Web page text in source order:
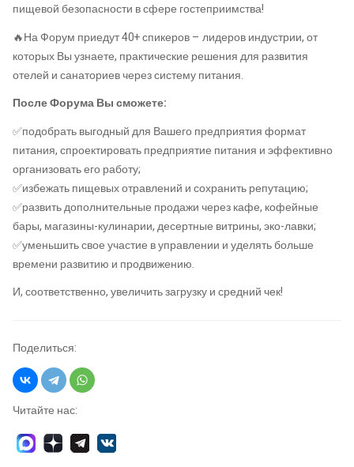
пищевой безопасности в сфере гостеприимства!
🔥На Форум приедут 40+ спикеров – лидеров индустрии, от
которых Вы узнаете, практические решения для развития
отелей и санаториев через систему питания.
После Форума Вы сможете:
✅подобрать выгодный для Вашего предприятия формат
питания, спроектировать предприятие питания и эффективно
организовать его работу;
✅избежать пищевых отравлений и сохранить репутацию;
✅развить дополнительные продажи через кафе, кофейные
бары, магазины-кулинарии, десертные витрины, эко-лавки;
✅уменьшить свое участие в управлении и уделять больше
времени развитию и продвижению.
И, соответственно, увеличить загрузку и средний чек!
Поделиться:
Читайте нас: